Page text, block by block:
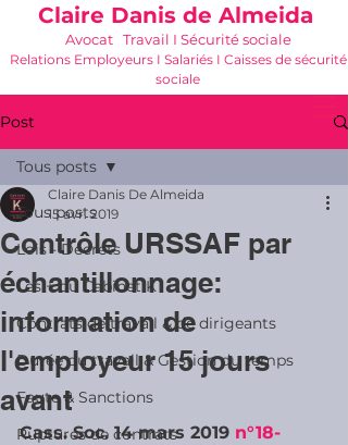
Claire Danis de Almeida
Avocat Travail I Sécurité sociale
Relations Employeurs I Salariés I Caisses de sécurité
sociale
Post
Tous posts
Lois - Décrets
Les + du Cabinet K
Contrats de travail & de dirigeants
Durée du travail & Gestion du temps
Faute & Sanctions
Ruptures de contrats
Tous posts
Contrôle URSSAF par
échantillonnage:
information de
l'employeur 15 jours
avant
Claire Danis De Almeida
15 avr. 2019
Cass. Soc. 14 mars 2019 n°18-